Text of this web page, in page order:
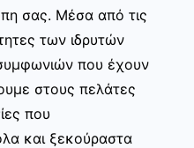
σας. Μέσα από τις
των ιδρυτών
που έχουν
στους πελάτες
που
και ξεκούραστα